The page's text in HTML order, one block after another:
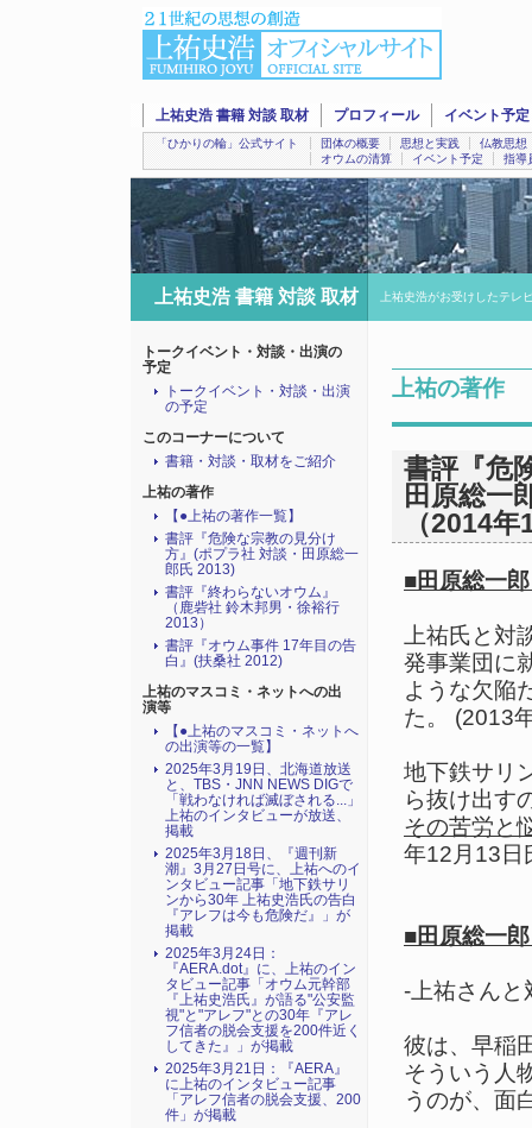
上祐史浩 書籍 対談 取材 プロフィール イベント予定
「ひかりの輪」公式サイト 団体の概要 思想と実践
仏教思想
オウムの清算
イベント予定 指導
上祐史浩 書籍 対談 取材 上祐史浩がお受けしたテレ
上祐の著作
書評『危
田原総一
（2014
■田原総一
上祐氏と対
発事業団に
ような欠陥
た。 (2013
地下鉄サリ
ら抜け出す
その苦労と
年12月13日
■田原総一
-上祐さんと
彼は、早稲
そういう人
うのが、面
トークイベント・対談・出演の
予定
トークイベント・対談・出演
の予定
このコーナーについて
書籍・対談・取材をご紹介
上祐の著作
【●上祐の著作一覧】
書評『危険な宗教の見分け
方』(ポプラ社 対談・田原総一
郎氏 2013)
書評『終わらないオウム』
（鹿砦社 鈴木邦男・徐裕行
2013）
書評『オウム事件 17年目の告
白』(扶桑社 2012)
上祐のマスコミ・ネットへの出
演等
【●上祐のマスコミ・ネットへ
の出演等の一覧】
2025年3月19日、北海道放送
と、TBS・JNN NEWS DIGで
「戦わなければ滅ぼされる...」
上祐のインタビューが放送、
掲載
2025年3月18日、『週刊新
潮』3月27日号に、上祐へのイ
ンタビュー記事「地下鉄サリ
ンから30年 上祐史浩氏の告白
『アレフは今も危険だ』」が
掲載
2025年3月24日：
『AERA.dot』に、上祐のイン
タビュー記事「オウム元幹部
『上祐史浩氏』が語る"公安監
視"と"アレフ"との30年『アレ
フ信者の脱会支援を200件近く
してきた』」が掲載
2025年3月21日：『AERA』
に上祐のインタビュー記事
「アレフ信者の脱会支援、200
件」が掲載